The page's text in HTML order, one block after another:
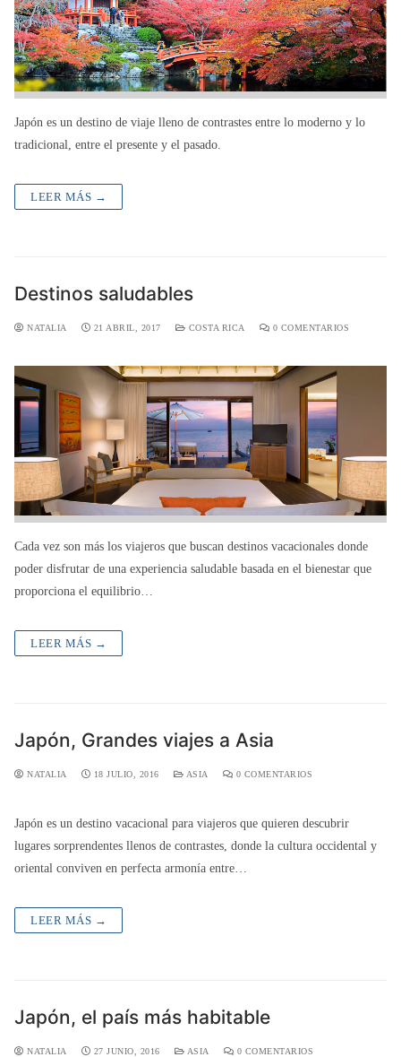
Japón es un destino de viaje lleno de contrastes entre lo moderno y lo
tradicional, entre el presente y el pasado.
LEER MÁS →
Destinos saludables
NATALIA 21 ABRIL, 2017 COSTA RICA 0 COMENTARIOS
Cada vez son más los viajeros que buscan destinos vacacionales donde
poder disfrutar de una experiencia saludable basada en el bienestar que
proporciona el equilibrio…
LEER MÁS →
Japón, Grandes viajes a Asia
NATALIA 18 JULIO, 2016 ASIA 0 COMENTARIOS
Japón es un destino vacacional para viajeros que quieren descubrir
lugares sorprendentes llenos de contrastes, donde la cultura occidental y
oriental conviven en perfecta armonía entre…
LEER MÁS →
Japón, el país más habitable
NATALIA 27 JUNIO, 2016 ASIA 0 COMENTARIOS